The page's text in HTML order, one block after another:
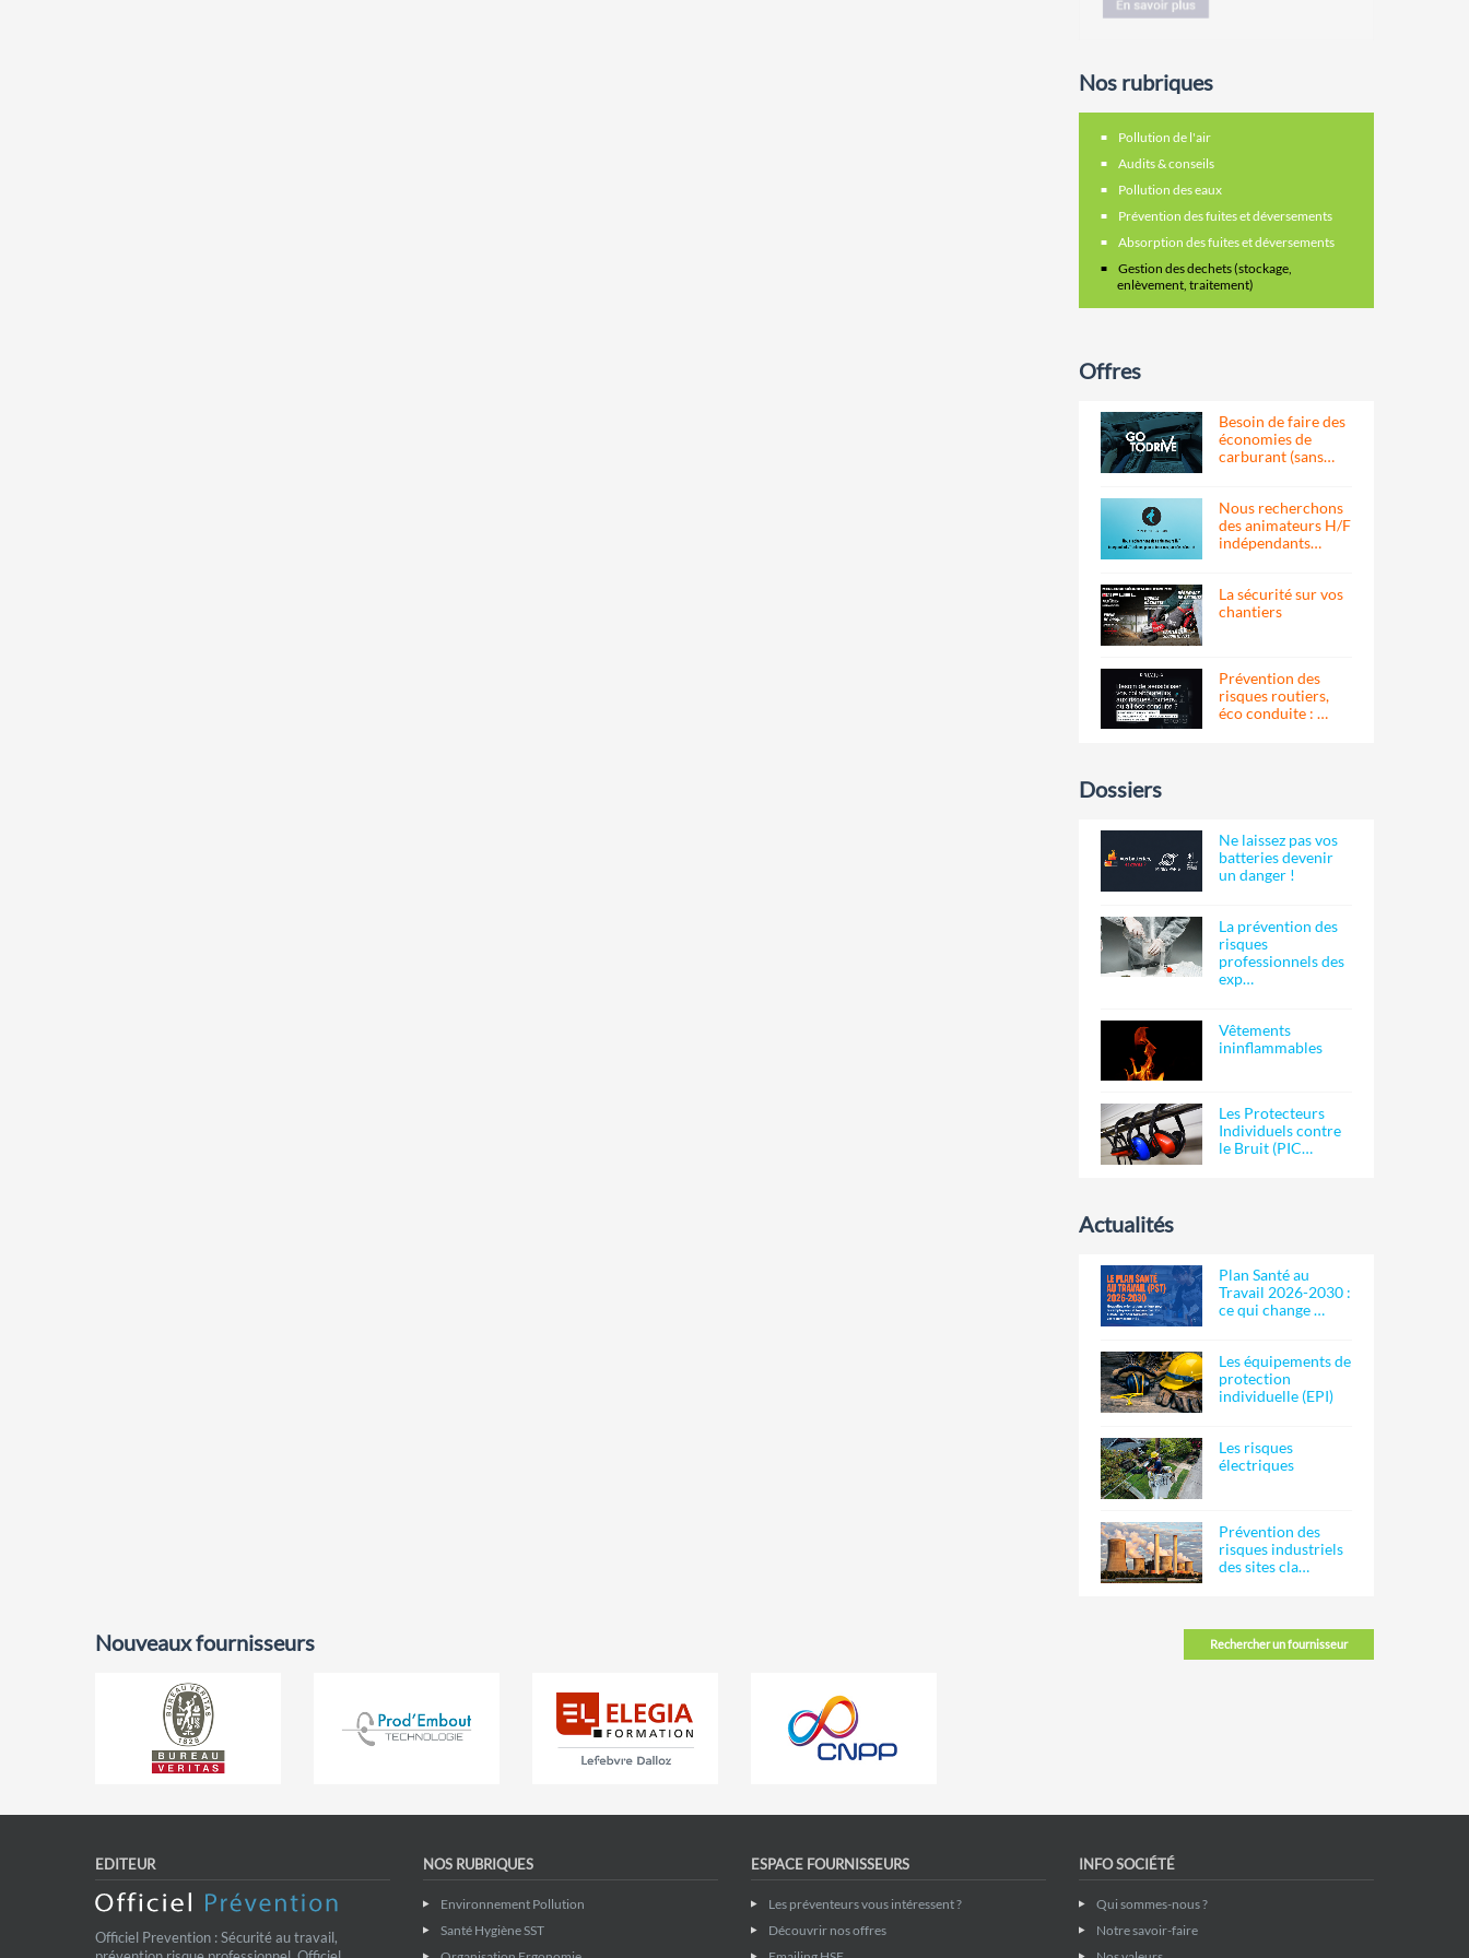
Nos rubriques
Pollution de l'air
Audits & conseils
Pollution des eaux
Prévention des fuites et déversements
Absorption des fuites et déversements
Gestion des dechets (stockage,
enlèvement, traitement)
Offres
Besoin de faire des
économies de
carburant (sans…
Nous recherchons
des animateurs H/F
indépendants…
La sécurité sur vos
chantiers
Prévention des
risques routiers,
éco conduite : …
Dossiers
Ne laissez pas vos
batteries devenir
un danger !
La prévention des
risques
professionnels des
exp…
Vêtements
ininflammables
Les Protecteurs
Individuels contre
le Bruit (PIC…
Actualités
Plan Santé au
Travail 2026-2030 :
ce qui change …
Les équipements de
protection
individuelle (EPI)
Les risques
électriques
Prévention des
risques industriels
des sites cla…
Rechercher un fournisseur
Nouveaux fournisseurs
EDITEUR
Officiel Prevention : Sécurité au travail,
NOS RUBRIQUES
Environnement Pollution
Santé Hygiène SST
ESPACE FOURNISSEURS
Les préventeurs vous intéressent ?
Découvrir nos offres
INFO SOCIÉTÉ
Qui sommes-nous ?
Notre savoir-faire